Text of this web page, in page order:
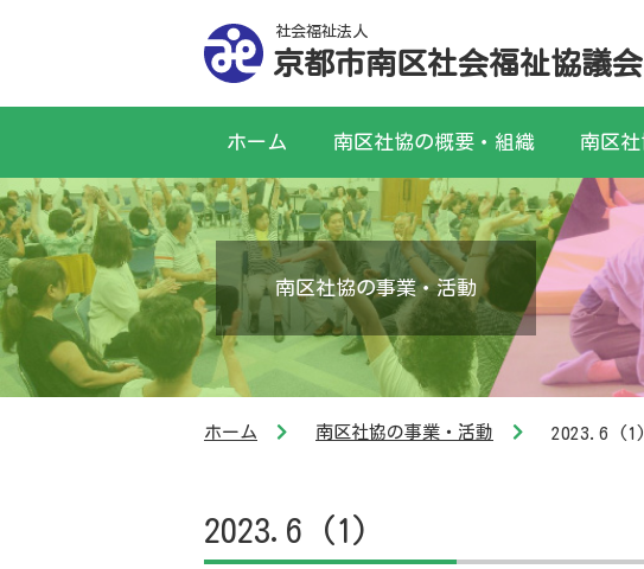
社会福祉法人
京都市南区社会福祉協議会
ホーム 南区社協の概要・組織 南区
南区社協の事業・活動
ホーム 南区社協の事業・活動 2023.6 (1)
2023.6 (1)